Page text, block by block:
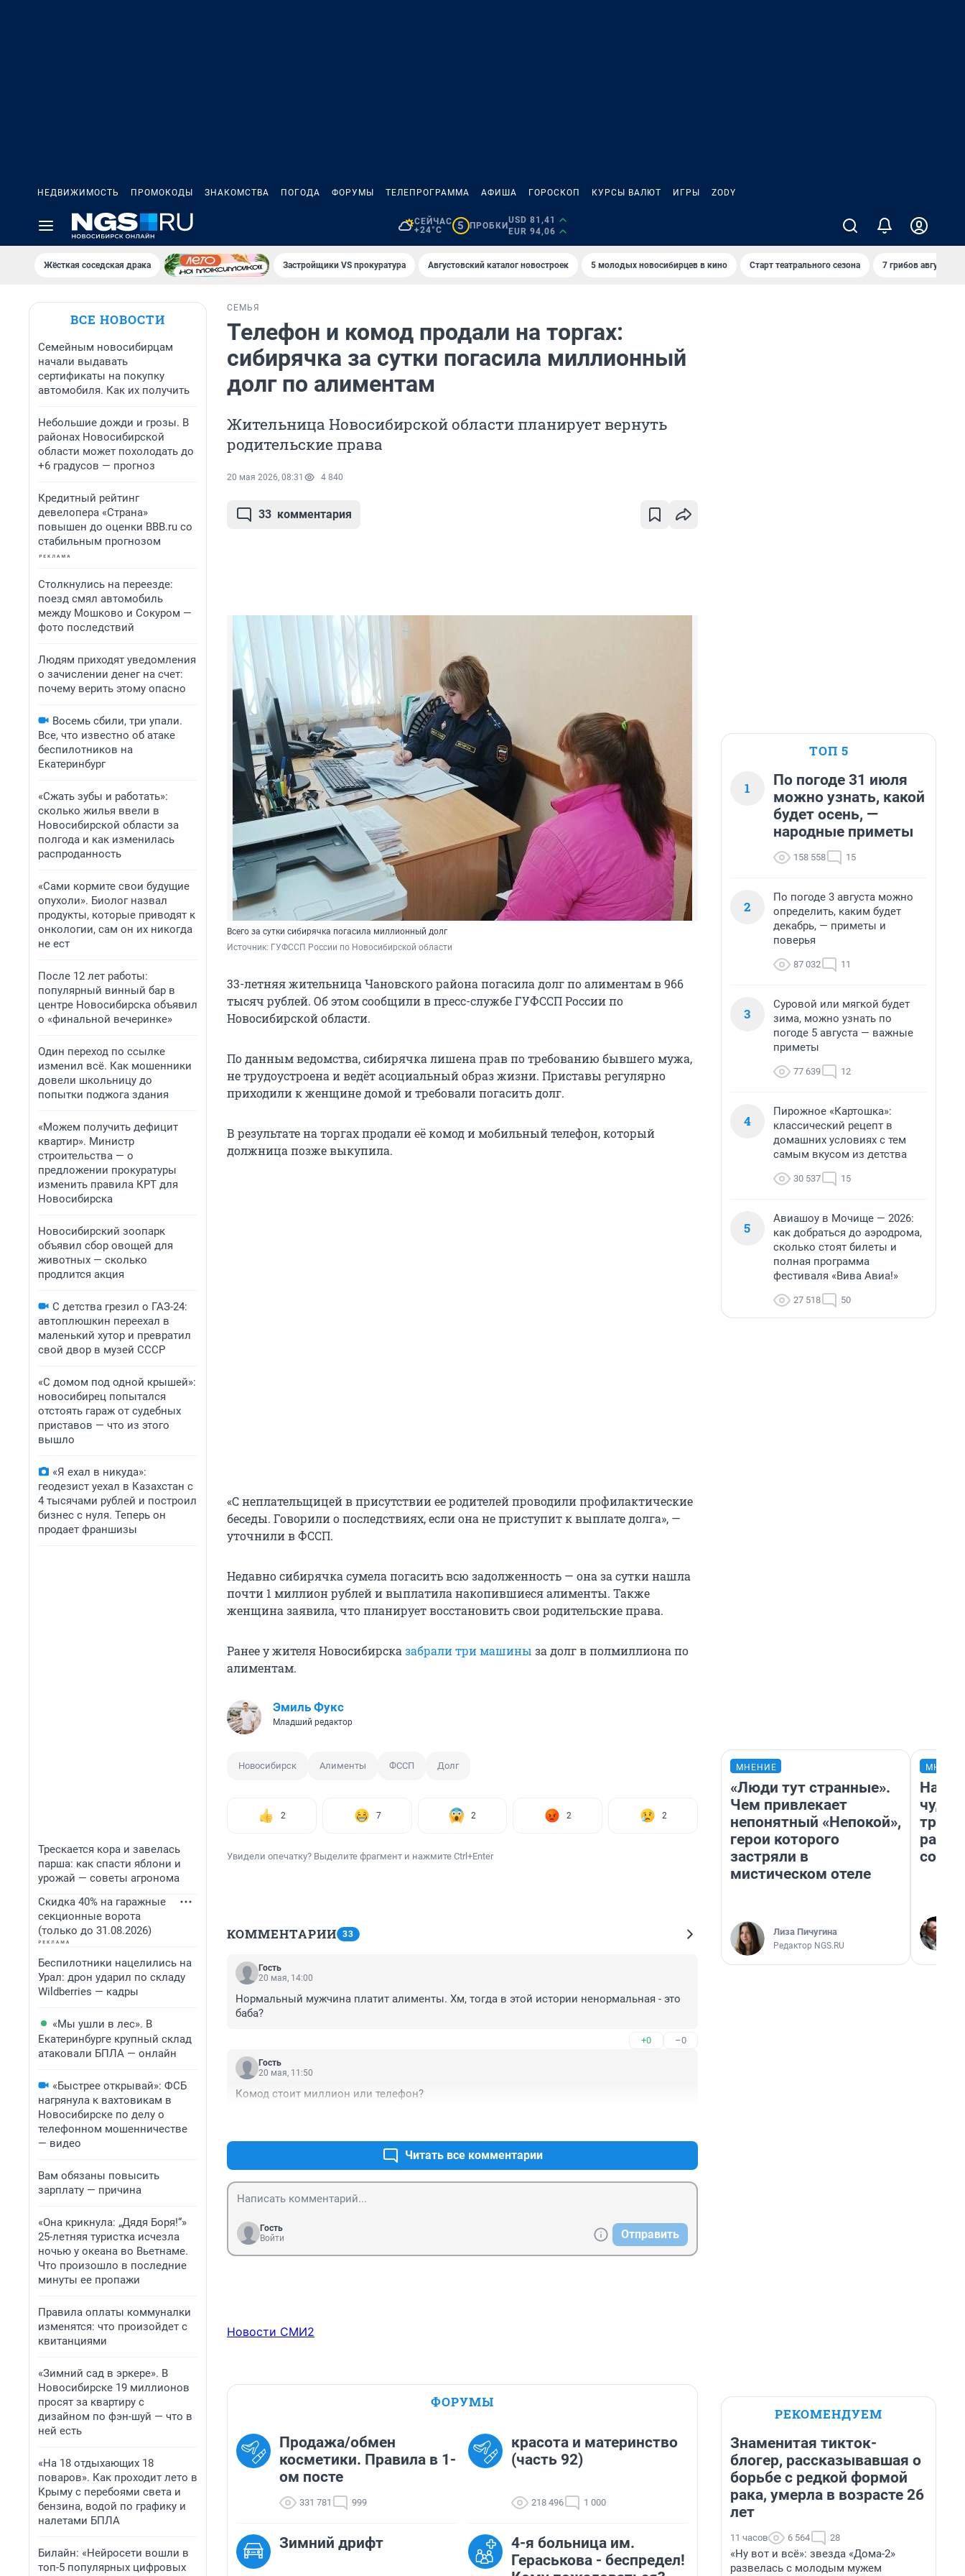
НЕДВИЖИМОСТЬ ПРОМОКОДЫ ЗНАКОМСТВА ПОГОДА ФОРУМЫ ТЕЛЕПРОГРАММА АФИША ГОРОСКОП КУРСЫ ВАЛЮТ ИГРЫ ZODY
СЕЙЧАС
+24°C
5 ПРОБКИ
USD 81,41
EUR 94,06
Жёсткая соседская драка Застройщики VS прокуратура Августовский каталог новостроек 5 молодых новосибирцев в кино Старт театрального сезона 7 грибов августа
ВСЕ НОВОСТИ
Семейным новосибирцам
начали выдавать
сертификаты на покупку
автомобиля. Как их получить
Небольшие дожди и грозы. В
районах Новосибирской
области может похолодать до
+6 градусов — прогноз
Кредитный рейтинг
девелопера «Страна»
повышен до оценки BBB.ru со
стабильным прогнозом
Столкнулись на переезде:
поезд смял автомобиль
между Мошково и Сокуром —
фото последствий
Людям приходят уведомления
о зачислении денег на счет:
почему верить этому опасно
Восемь сбили, три упали.
Все, что известно об атаке
беспилотников на
Екатеринбург
«Сжать зубы и работать»:
сколько жилья ввели в
Новосибирской области за
полгода и как изменилась
распроданность
«Сами кормите свои будущие
опухоли». Биолог назвал
продукты, которые приводят к
онкологии, сам он их никогда
не ест
После 12 лет работы:
популярный винный бар в
центре Новосибирска объявил
о «финальной вечеринке»
Один переход по ссылке
изменил всё. Как мошенники
довели школьницу до
попытки поджога здания
«Можем получить дефицит
квартир». Министр
строительства — о
предложении прокуратуры
изменить правила КРТ для
Новосибирска
Новосибирский зоопарк
объявил сбор овощей для
животных — сколько
продлится акция
С детства грезил о ГАЗ-24:
автоплюшкин переехал в
маленький хутор и превратил
свой двор в музей СССР
«С домом под одной крышей»:
новосибирец попытался
отстоять гараж от судебных
приставов — что из этого
вышло
«Я ехал в никуда»:
геодезист уехал в Казахстан с
4 тысячами рублей и построил
бизнес с нуля. Теперь он
продает франшизы
Трескается кора и завелась
парша: как спасти яблони и
урожай — советы агронома
Скидка 40% на гаражные
секционные ворота
(только до 31.08.2026)
Беспилотники нацелились на
Урал: дрон ударил по складу
Wildberries — кадры
«Мы ушли в лес». В
Екатеринбурге крупный склад
атаковали БПЛА — онлайн
«Быстрее открывай»: ФСБ
нагрянула к вахтовикам в
Новосибирске по делу о
телефонном мошенничестве
— видео
Вам обязаны повысить
зарплату — причина
«Она крикнула: „Дядя Боря!“»
25-летняя туристка исчезла
ночью у океана во Вьетнаме.
Что произошло в последние
минуты ее пропажи
Правила оплаты коммуналки
изменятся: что произойдет с
квитанциями
«Зимний сад в эркере». В
Новосибирске 19 миллионов
просят за квартиру с
дизайном по фэн-шуй — что в
ней есть
«На 18 отдыхающих 18
поваров». Как проходит лето в
Крыму с перебоями света и
бензина, водой по графику и
налетами БПЛА
Билайн: «Нейросети вошли в
топ-5 популярных цифровых
СЕМЬЯ
Телефон и комод продали на торгах:
сибирячка за сутки погасила миллионный
долг по алиментам
Жительница Новосибирской области планирует вернуть
родительские права
20 мая 2026, 08:31 4 840
33 комментария
Всего за сутки сибирячка погасила миллионный долг
Источник: ГУФССП России по Новосибирской области
33-летняя жительница Чановского района погасила долг по алиментам в 966
тысяч рублей. Об этом сообщили в пресс-службе ГУФССП России по
Новосибирской области.
По данным ведомства, сибирячка лишена прав по требованию бывшего мужа,
не трудоустроена и ведёт асоциальный образ жизни. Приставы регулярно
приходили к женщине домой и требовали погасить долг.
В результате на торгах продали её комод и мобильный телефон, который
должница позже выкупила.
«С неплательщицей в присутствии ее родителей проводили профилактические
беседы. Говорили о последствиях, если она не приступит к выплате долга», —
уточнили в ФССП.
Недавно сибирячка сумела погасить всю задолженность — она за сутки нашла
почти 1 миллион рублей и выплатила накопившиеся алименты. Также
женщина заявила, что планирует восстановить свои родительские права.
Ранее у жителя Новосибирска забрали три машины за долг в полмиллиона по
алиментам.
Эмиль Фукс
Младший редактор
Новосибирск Алименты ФССП Долг
2 7 2 2 2
Увидели опечатку? Выделите фрагмент и нажмите Ctrl+Enter
КОММЕНТАРИИ 33
Гость
20 мая, 14:00
Нормальный мужчина платит алименты. Хм, тогда в этой истории ненормальная - это
баба?
+0 –0
Гость
20 мая, 11:50
Комод стоит миллион или телефон?
Читать все комментарии
Гость
Войти
Отправить
Новости СМИ2
ФОРУМЫ
Продажа/обмен
косметики. Правила в 1-
ом посте
331 781 999
красота и материнство
(часть 92)
218 496 1 000
Зимний дрифт
4-я больница им.
Гераськова - беспредел!
ТОП 5
1
По погоде 31 июля
можно узнать, какой
будет осень, —
народные приметы
158 558 15
2
По погоде 3 августа можно
определить, каким будет
декабрь, — приметы и
поверья
87 032 11
3
Суровой или мягкой будет
зима, можно узнать по
погоде 5 августа — важные
приметы
77 639 12
4
Пирожное «Картошка»:
классический рецепт в
домашних условиях с тем
самым вкусом из детства
30 537 15
5
Авиашоу в Мочище — 2026:
как добраться до аэродрома,
сколько стоят билеты и
полная программа
фестиваля «Вива Авиа!»
27 518 50
МНЕНИЕ
«Люди тут странные».
Чем привлекает
непонятный «Непокой»,
герои которого
застряли в
мистическом отеле
Лиза Пичугина
Редактор NGS.RU
РЕКОМЕНДУЕМ
Знаменитая тикток-
блогер, рассказывавшая о
борьбе с редкой формой
рака, умерла в возрасте 26
лет
11 часов 6 564 28
«Ну вот и всё»: звезда «Дома-2»
развелась с молодым мужем